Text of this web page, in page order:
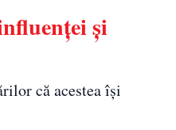
și
că acestea își